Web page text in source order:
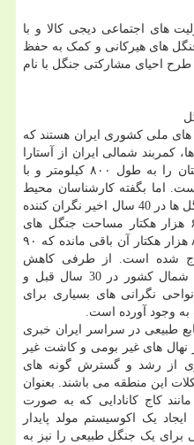
های اجتماعی دیجی کالا و با
های هیرکانی و کمک به حفظ
احیای مشارکتی جنگل با نام
ملی کشوری ایران هستند که
کمربند شمالی ایران از آستارا
در گیلان تا گلی داغ در شرق گلستان را به طول ۸۰۰ کیلومتر و با
است. اما بگفته کارشناسان محیط
زیست، کاهش 50 درصدی حجم جنگل ها در 40 سال اخیر نگران کننده
است بطوریکه از ۳ میلیون و ۶۰۰ هزار هکتار مساحت جنگل های
شمال کشور، تنها یک میلیون و ۸۰۰ هزار هکتار آن باقی مانده که ۹۰
شده است. از طرفی کاهش
چشمگیر20 درصدی بارندگی ها در شمال کشور در 30 سال قبل و
نواحی نگرانی های بسیاری برای
وجود آورده است.
طبیعی در سراسر ایران خبری
نهال های غیر بومی و کاشت غیر
از رشد و گسترش گونه های
این منطقه می باشند. بعنوان
کاج کانادایی که به صورت
یک اکوسیستم مولد پایدار
یک جنگل طبیعی را نیز به